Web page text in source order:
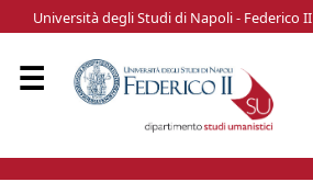
Università degli Studi di Napoli - Federico II